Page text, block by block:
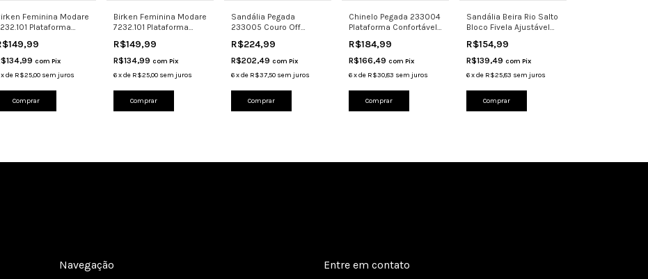
Feminina Modare
Plataforma
com Pix
xde R$25,00 sem juros
Comprar
Birken Feminina Modare
7232.101 Plataforma
R$149,99
R$134,99 com Pix
6xde R$25,00 sem juros
Comprar
Sandália Pegada
233005 Couro Off
Confortável
R$224,99
R$202,49 com Pix
6xde R$37,50 sem juros
Comprar
Chinelo Pegada 233004
Plataforma Confortável
R$184,99
R$166,49 com Pix
6xde R$30,83 sem juros
Comprar
Sandália Beira Rio Salto
Bloco Fivela Ajustável
R$154,99
R$139,49 com Pix
6xde R$25,83 sem juros
Comprar
Navegação Entre em contato